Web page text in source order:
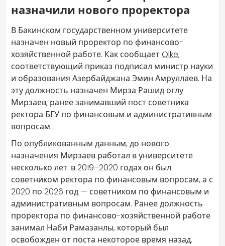
назначили нового проректора
В Бакинском государственном университете
назначен новый проректор по финансово-
хозяйственной работе. Как сообщаетOlke,
соответствующий приказ подписал министр науки
и образования Азербайджана Эмин Амруллаев. На
эту должность назначен Мирза Рашид оглу
Мирзаев, ранее занимавший пост советника
ректора БГУ по финансовым и административным
вопросам.
По опубликованным данным, до нового
назначения Мирзаев работал в университете
несколько лет: в 2019–2020 годах он был
советником ректора по финансовым вопросам, а с
2020 по 2026 год — советником по финансовым и
административным вопросам. Ранее должность
проректора по финансово-хозяйственной работе
занимал Наби Рамазанлы, который был
освобожден от поста некоторое время назад.